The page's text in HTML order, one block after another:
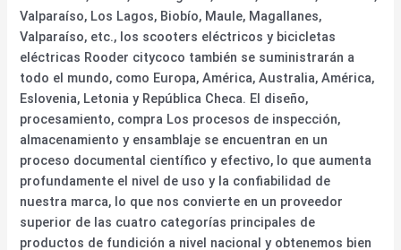
Valparaíso, Los Lagos, Biobío, Maule, Magallanes,
Valparaíso, etc., los scooters eléctricos y bicicletas
eléctricas Rooder citycoco también se suministrarán a
todo el mundo, como Europa, América, Australia, América,
Eslovenia, Letonia y República Checa. El diseño,
procesamiento, compra Los procesos de inspección,
almacenamiento y ensamblaje se encuentran en un
proceso documental científico y efectivo, lo que aumenta
profundamente el nivel de uso y la confiabilidad de
nuestra marca, lo que nos convierte en un proveedor
superior de las cuatro categorías principales de
productos de fundición a nivel nacional y obtenemos bien